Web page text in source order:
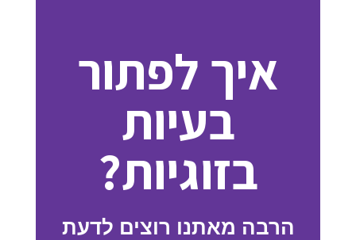
איך לפתור
בעיות
בזוגיות?
הרבה מאתנו רוצים לדעת